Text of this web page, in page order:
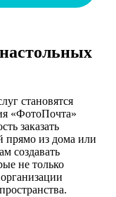
становятся
«ФотоПочта»
заказать
прямо из дома или
создавать
не только